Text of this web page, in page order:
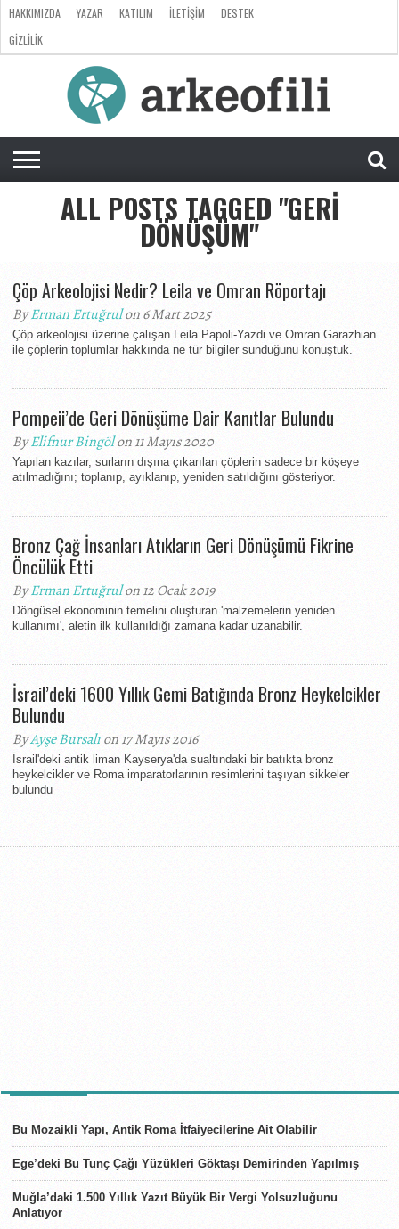
ARKEOLOJI
ANTROPOLOJI
PALEONTOLOJI
EVRIM
DOSYA
CEVAP
RÖPORTAJ
HAKKIMIZDA YAZAR KATILIM İLETIŞIM
DESTEK
GIZLILIK
ALL POSTS TAGGED "GERI
DÖNÜŞÜM"
Çöp Arkeolojisi Nedir? Leila ve Omran Röportajı
ByErman Ertuğrulon 6 Mart 2025
Çöp arkeolojisi üzerine çalışan Leila Papoli-Yazdi ve Omran Garazhian
ile çöplerin toplumlar hakkında ne tür bilgiler sunduğunu konuştuk.
Pompeii’de Geri Dönüşüme Dair Kanıtlar Bulundu
ByElifnur Bingölon 11 Mayıs 2020
Yapılan kazılar, surların dışına çıkarılan çöplerin sadece bir köşeye
atılmadığını; toplanıp, ayıklanıp, yeniden satıldığını gösteriyor.
Bronz Çağ İnsanları Atıkların Geri Dönüşümü Fikrine
Öncülük Etti
ByErman Ertuğrulon 12 Ocak 2019
Döngüsel ekonominin temelini oluşturan 'malzemelerin yeniden
kullanımı', aletin ilk kullanıldığı zamana kadar uzanabilir.
İsrail’deki 1600 Yıllık Gemi Batığında Bronz Heykelcikler
Bulundu
ByAyşe Bursalıon 17 Mayıs 2016
İsrail'deki antik liman Kayserya'da sualtındaki bir batıkta bronz
heykelcikler ve Roma imparatorlarının resimlerini taşıyan sikkeler
bulundu
Bu Mozaikli Yapı, Antik Roma İtfaiyecilerine Ait Olabilir
Ege’deki Bu Tunç Çağı Yüzükleri Göktaşı Demirinden Yapılmış
Muğla’daki 1.500 Yıllık Yazıt Büyük Bir Vergi Yolsuzluğunu
Anlatıyor